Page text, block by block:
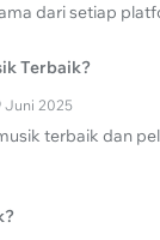
dari setiap
Terbaik?
Juni 2025
terbaik dan